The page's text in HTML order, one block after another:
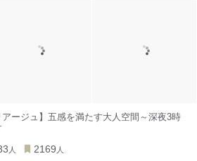
アージュ】五感を満たす大人空間～深夜3時
人 2169 人